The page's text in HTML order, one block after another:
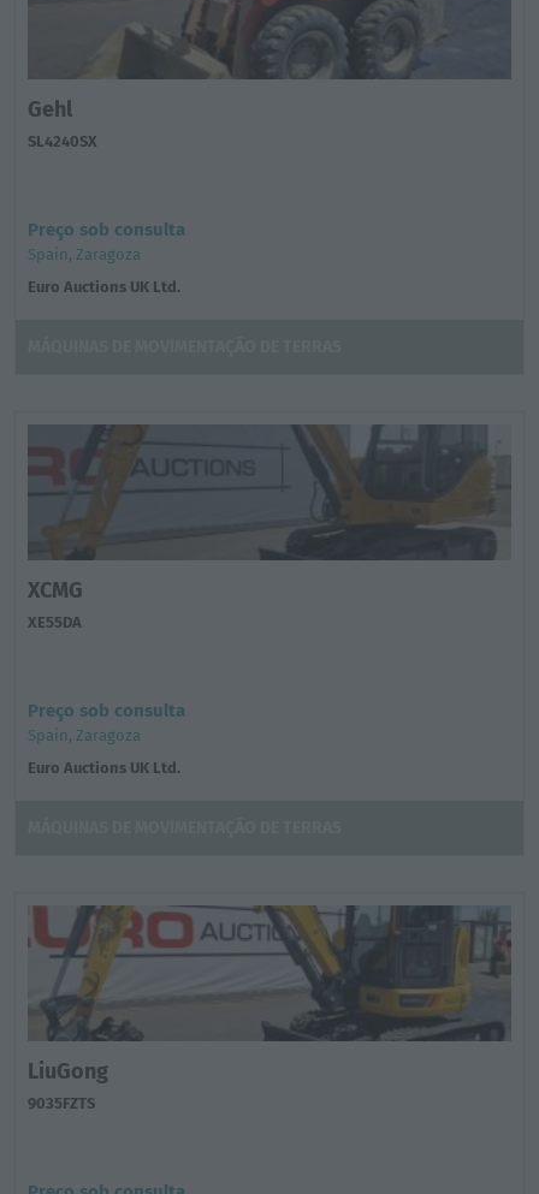
Gehl
SL4240SX
Preço sob consulta
Spain, Zaragoza
Euro Auctions UK Ltd.
XCMG
XE55DA
Preço sob consulta
Spain, Zaragoza
Euro Auctions UK Ltd.
LiuGong
9035FZTS